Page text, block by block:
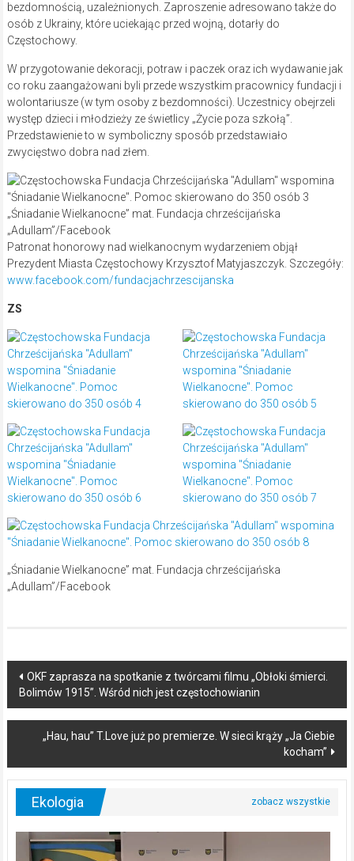
bezdomnością, uzależnionych. Zaproszenie adresowano także do
osób z Ukrainy, które uciekając przed wojną, dotarły do
Częstochowy.
W przygotowanie dekoracji, potraw i paczek oraz ich wydawanie jak
co roku zaangażowani byli przede wszystkim pracownicy fundacji i
wolontariusze (w tym osoby z bezdomności). Uczestnicy obejrzeli
występ dzieci i młodzieży ze świetlicy „Życie poza szkołą”.
Przedstawienie to w symboliczny sposób przedstawiało
zwycięstwo dobra nad złem.
„Śniadanie Wielkanocne” mat. Fundacja chrześcijańska
„Adullam”/Facebook
Patronat honorowy nad wielkanocnym wydarzeniem objął
Prezydent Miasta Częstochowy Krzysztof Matyjaszczyk. Szczegóły:
www.facebook.com/fundacjachrzescijanska
ZS
„Śniadanie Wielkanocne” mat. Fundacja chrześcijańska
„Adullam”/Facebook
Post
navigation
OKF zaprasza na spotkanie z twórcami filmu „Obłoki śmierci.
Bolimów 1915”. Wśród nich jest częstochowianin
„Hau, hau” T.Love już po premierze. W sieci krąży „Ja Ciebie
kocham”
Ekologia